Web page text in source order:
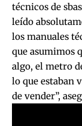
técnicos de
leído
los manuales
que asumimos
algo, el metro
lo que estaban
de vender”,